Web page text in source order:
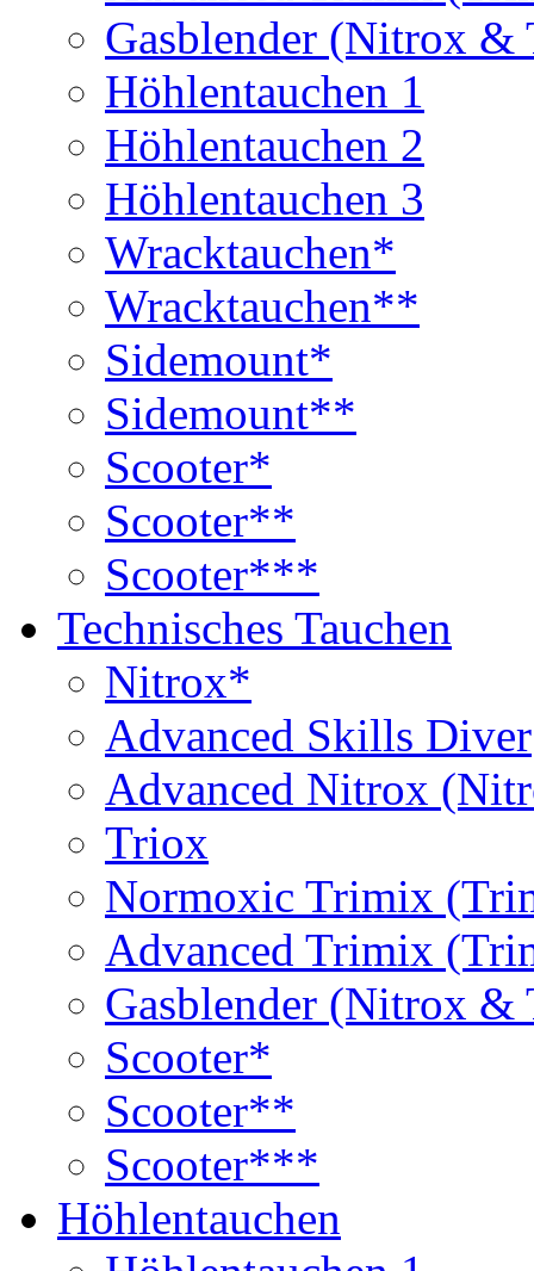
Gasblender (Nitrox
Höhlentauchen 1
Höhlentauchen 2
Höhlentauchen 3
Wracktauchen*
Wracktauchen**
Sidemount*
Sidemount**
Scooter*
Scooter**
Scooter***
Technisches Tauchen
Nitrox*
Advanced Skills Diver
Advanced Nitrox
Triox
Normoxic Trimix
Advanced Trimix
Gasblender (Nitrox
Scooter*
Scooter**
Scooter***
Höhlentauchen